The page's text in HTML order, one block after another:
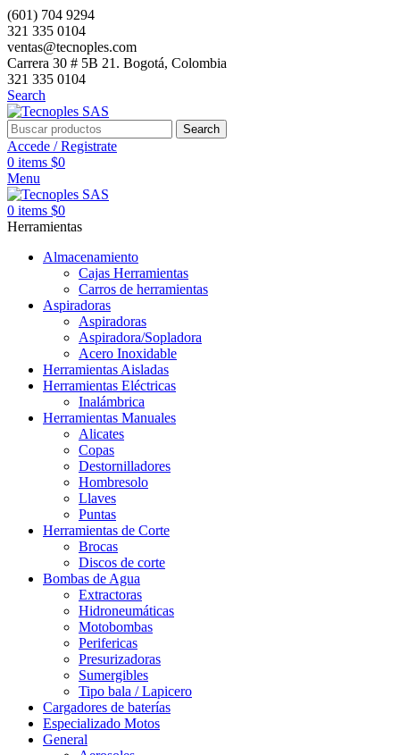
(601) 704 9294
321 335 0104
ventas@tecnoples.com
Carrera 30 # 5B 21. Bogotá, Colombia
321 335 0104
Search
Search
Accede / Registrate
0 items $0
Menu
0 items $0
Herramientas
Almacenamiento
Cajas Herramientas
Carros de herramientas
Aspiradoras
Aspiradoras
Aspiradora/Sopladora
Acero Inoxidable
Herramientas Aisladas
Herramientas Eléctricas
Inalámbrica
Herramientas Manuales
Alicates
Copas
Destornilladores
Hombresolo
Llaves
Puntas
Herramientas de Corte
Brocas
Discos de corte
Bombas de Agua
Extractoras
Hidroneumáticas
Motobombas
Perifericas
Presurizadoras
Sumergibles
Tipo bala / Lapicero
Cargadores de baterías
Especializado Motos
General